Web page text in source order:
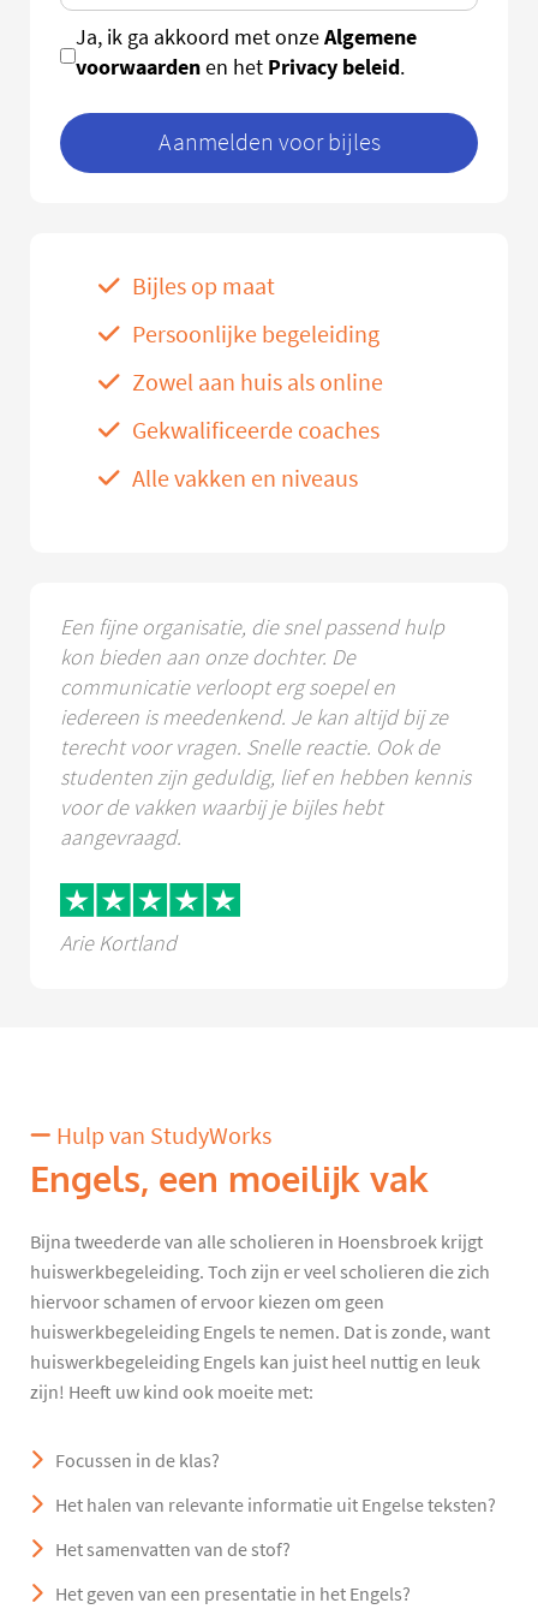
Ja, ik ga akkoord met onzeAlgemene
voorwaardenen het Privacy beleid.
Aanmelden voor bijles
Bijles op maat
Persoonlijke begeleiding
Zowel aan huis als online
Gekwalificeerde coaches
Alle vakken en niveaus
Een fijne organisatie, die snel passend hulp
kon bieden aan onze dochter. De
communicatie verloopt erg soepel en
iedereen is meedenkend. Je kan altijd bij ze
terecht voor vragen. Snelle reactie. Ook de
studenten zijn geduldig, lief en hebben kennis
voor de vakken waarbij je bijles hebt
aangevraagd.
Arie Kortland
Hulp van StudyWorks
Engels, een moeilijk vak
Bijna tweederde van alle scholieren in Hoensbroek krijgt
huiswerkbegeleiding. Toch zijn er veel scholieren die zich
hiervoor schamen of ervoor kiezen om geen
huiswerkbegeleiding Engels te nemen. Dat is zonde, want
huiswerkbegeleiding Engels kan juist heel nuttig en leuk
zijn! Heeft uw kind ook moeite met:
Focussen in de klas?
Het halen van relevante informatie uit Engelse teksten?
Het samenvatten van de stof?
Het geven van een presentatie in het Engels?